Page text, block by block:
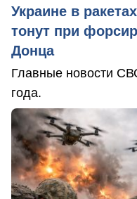
Украине в
тонут при
Донца
Главные новости
года.